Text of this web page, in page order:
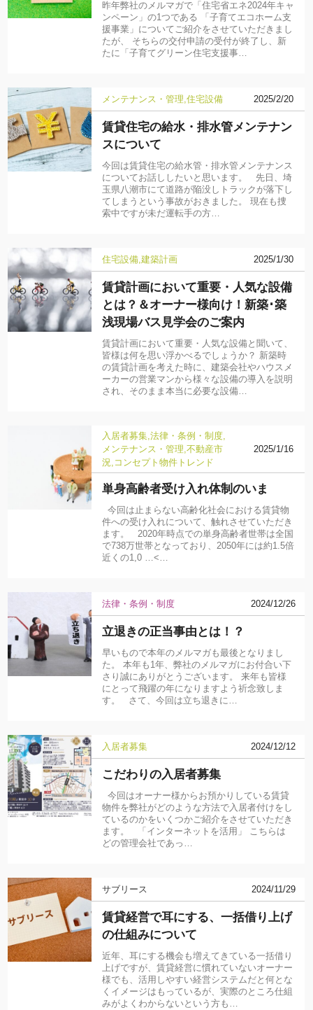
昨年弊社のメルマガで「住宅省エネ2024年キャ
ンペーン」の1つである 「子育てエコホーム支
援事業」についてご紹介をさせていただきまし
たが、 そちらの交付申請の受付が終了し、新
たに「子育てグリーン住宅支援事…
メンテナンス・管理 住宅設備 2025/2/20
賃貸住宅の給水・排水管メンテナン
スについて
今回は賃貸住宅の給水管・排水管メンテナンス
についてお話ししたいと思います。 先日、埼
玉県八潮市にて道路が陥没しトラックが落下し
てしまうという事故がおきました。 現在も捜
索中ですが未だ運転手の方…
住宅設備 建築計画 2025/1/30
賃貸計画において重要・人気な設備
とは？＆オーナー様向け！新築･築
浅現場バス見学会のご案内
賃貸計画において重要・人気な設備と聞いて、
皆様は何を思い浮かべるでしょうか？ 新築時
の賃貸計画を考えた時に、建築会社やハウスメ
ーカーの営業マンから様々な設備の導入を説明
され、そのまま本当に必要な設備…
入居者募集 法律・条例・制度
メンテナンス・管理 不動産市
況 コンセプト物件 トレンド
2025/1/16
単身高齢者受け入れ体制のいま
今回は止まらない高齢化社会における賃貸物
件への受け入れについて、触れさせていただき
ます。 2020年時点での単身高齢者世帯は全国
で738万世帯となっており、2050年には約1.5倍
近くの1,0 …<…
法律・条例・制度 2024/12/26
立退きの正当事由とは！？
早いもので本年のメルマガも最後となりまし
た。 本年も1年、弊社のメルマガにお付合い下
さり誠にありがとうございます。 来年も皆様
にとって飛躍の年になりますよう祈念致しま
す。 さて、今回は立ち退きに…
入居者募集 2024/12/12
こだわりの入居者募集
今回はオーナー様からお預かりしている賃貸
物件を弊社がどのような方法で入居者付けをし
ているのかをいくつかご紹介をさせていただき
ます。 「インターネットを活用」 こちらは
どの管理会社であっ…
サブリース 2024/11/29
賃貸経営で耳にする、一括借り上げ
の仕組みについて
近年、耳にする機会も増えてきている一括借り
上げですが、賃貸経営に慣れていないオーナー
様でも、活用しやすい経営システムだと何とな
くイメージはもっているが、実際のところ仕組
みがよくわからないという方も…